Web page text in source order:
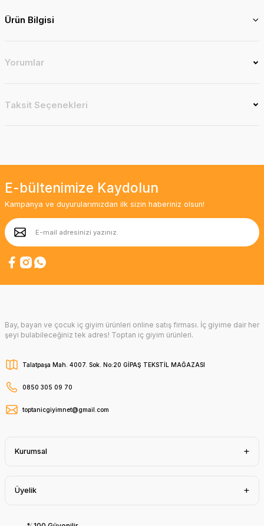
Ürün Bilgisi
Yorumlar
Taksit Seçenekleri
E-bültenimize Kaydolun
Kampanya ve duyurularımızdan ilk sizin haberiniz olsun!
Bay, bayan ve çocuk iç giyim ürünleri online satış firması. İç giyime dair her
şeyi bulabileceğiniz tek adres! Toptan iç giyim ürünleri.
Talatpaşa Mah. 4007. Sok. No:20 GİPAŞ TEKSTİL MAĞAZASI
0850 305 09 70
toptanicgiyimnet@gmail.com
Kurumsal
Üyelik